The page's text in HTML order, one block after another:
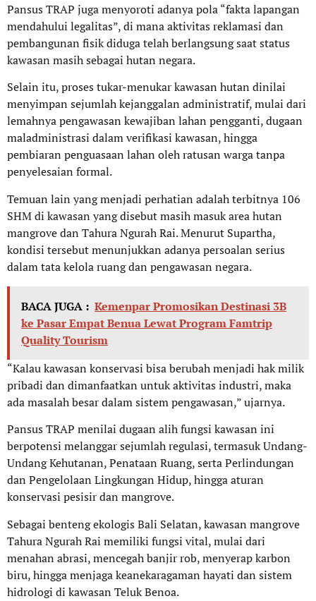
Pansus TRAP juga menyoroti adanya pola “fakta lapangan
mendahului legalitas”, di mana aktivitas reklamasi dan
pembangunan fisik diduga telah berlangsung saat status
kawasan masih sebagai hutan negara.
Selain itu, proses tukar-menukar kawasan hutan dinilai
menyimpan sejumlah kejanggalan administratif, mulai dari
lemahnya pengawasan kewajiban lahan pengganti, dugaan
maladministrasi dalam verifikasi kawasan, hingga
pembiaran penguasaan lahan oleh ratusan warga tanpa
penyelesaian formal.
Temuan lain yang menjadi perhatian adalah terbitnya 106
SHM di kawasan yang disebut masih masuk area hutan
mangrove dan Tahura Ngurah Rai. Menurut Supartha,
kondisi tersebut menunjukkan adanya persoalan serius
dalam tata kelola ruang dan pengawasan negara.
BACA JUGA : Kemenpar Promosikan Destinasi 3B
ke Pasar Empat Benua Lewat Program Famtrip
Quality Tourism
“Kalau kawasan konservasi bisa berubah menjadi hak milik
pribadi dan dimanfaatkan untuk aktivitas industri, maka
ada masalah besar dalam sistem pengawasan,” ujarnya.
Pansus TRAP menilai dugaan alih fungsi kawasan ini
berpotensi melanggar sejumlah regulasi, termasuk Undang-
Undang Kehutanan, Penataan Ruang, serta Perlindungan
dan Pengelolaan Lingkungan Hidup, hingga aturan
konservasi pesisir dan mangrove.
Sebagai benteng ekologis Bali Selatan, kawasan mangrove
Tahura Ngurah Rai memiliki fungsi vital, mulai dari
menahan abrasi, mencegah banjir rob, menyerap karbon
biru, hingga menjaga keanekaragaman hayati dan sistem
hidrologi di kawasan Teluk Benoa.